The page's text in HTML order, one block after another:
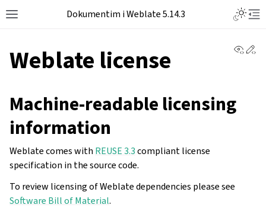
Dokumentim i Weblate 5.14.3
Weblate license
Machine-readable licensing
information
Weblate comes with REUSE 3.3compliant license
specification in the source code.
To review licensing of Weblate dependencies please see
Software Bill of Material.